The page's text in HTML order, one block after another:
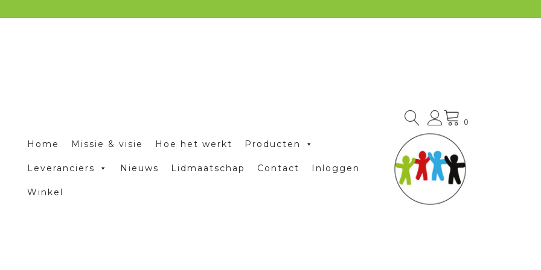
Home Missie & visie Hoe het werkt Producten
Leveranciers Nieuws Lidmaatschap Contact Inloggen
Winkel
0